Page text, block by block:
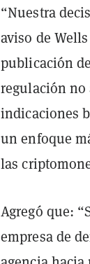
“Nuestra
aviso de
publicación
regulación no
indicaciones
un enfoque
las
Agregó que:
empresa de